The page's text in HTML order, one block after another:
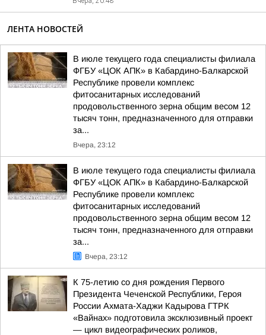
ЛЕНТА НОВОСТЕЙ
В июле текущего года специалисты филиала
ФГБУ «ЦОК АПК» в Кабардино-Балкарской
Республике провели комплекс
фитосанитарных исследований
продовольственного зерна общим весом 12
тысяч тонн, предназначенного для отправки
за...
Вчера, 23:12
В июле текущего года специалисты филиала
ФГБУ «ЦОК АПК» в Кабардино-Балкарской
Республике провели комплекс
фитосанитарных исследований
продовольственного зерна общим весом 12
тысяч тонн, предназначенного для отправки
за...
Вчера, 23:12
К 75-летию со дня рождения Первого
Президента Чеченской Республики, Героя
России Ахмата-Хаджи Кадырова ГТРК
«Вайнах» подготовила эксклюзивный проект
— цикл видеографических роликов,